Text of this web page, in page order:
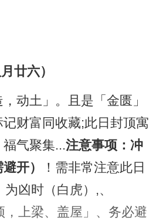
廿六）
动土」。且是「金匮」
财富同收藏;此日封顶寓
气聚集...注意事项：冲
开）
！需非常注意此日
凶时（白虎）,、
，上梁、盖屋」、务必避